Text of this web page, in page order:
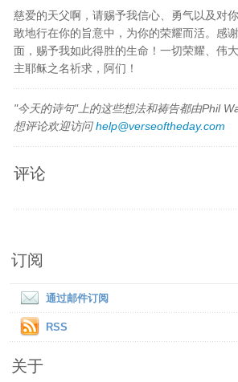
慈爱的天父啊，请赐予我信心、勇气以及对
敢地行在你的旨意中，为你的荣耀而活。感
面，赐予我如此得胜的生命！一切荣耀、伟
主耶稣之名祈求，阿们！
"今天的诗句"上的这些想法和祷告都由Phil
想评论欢迎访问help@verseoftheday.com
评论
订阅
通过邮件订阅
RSS
关于